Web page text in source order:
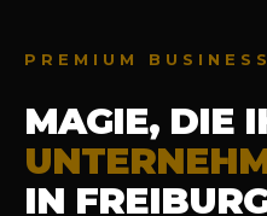
PREMIUM
MAGIE, DIE
IN